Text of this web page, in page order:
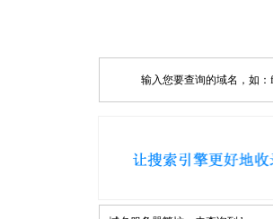
输入您要查询的域名，如：